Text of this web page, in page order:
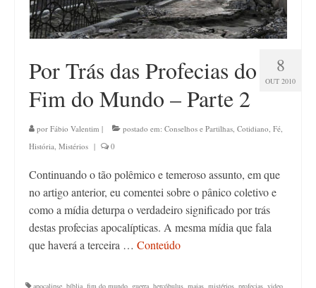
8
OUT 2010
Por Trás das Profecias do
Fim do Mundo – Parte 2
por Fábio Valentim | postado em: Conselhos e Partilhas, Cotidiano, Fé,
História, Mistérios | 0
Continuando o tão polêmico e temeroso assunto, em que
no artigo anterior, eu comentei sobre o pânico coletivo e
como a mídia deturpa o verdadeiro significado por trás
destas profecias apocalípticas. A mesma mídia que fala
que haverá a terceira … Conteúdo
apocalipse, bíblia, fim do mundo, guerra, hercóbulus, maias, mistérios, profecias, video